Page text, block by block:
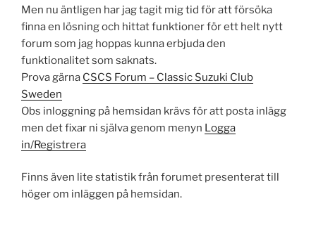
Men nu äntligen har jag tagit mig tid för att försöka
finna en lösning och hittat funktioner för ett helt nytt
forum som jag hoppas kunna erbjuda den
funktionalitet som saknats.
Prova gärna CSCS Forum – Classic Suzuki Club
Sweden
Obs inloggning på hemsidan krävs för att posta inlägg
men det fixar ni själva genom menyn Logga
in/Registrera
Finns även lite statistik från forumet presenterat till
höger om inläggen på hemsidan.